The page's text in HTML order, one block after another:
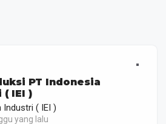
PT Indonesia
( IEI )
Industri ( IEI )
yang lalu